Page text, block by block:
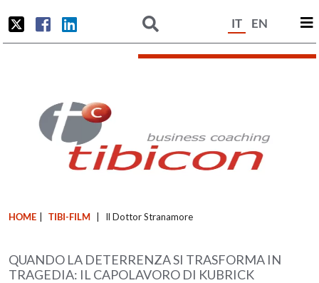
IT EN
HOME TIBI-FILM Il Dottor Stranamore
QUANDO LA DETERRENZA SI TRASFORMA IN
TRAGEDIA: IL CAPOLAVORO DI KUBRICK